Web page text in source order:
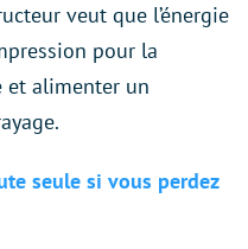
veut que l’énergie
pour la
et alimenter un
seule si vous perdez